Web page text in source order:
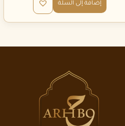
إضافة إلى السلة